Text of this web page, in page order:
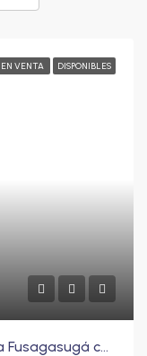
EN VENTA DISPONIBLES
Casa quinta en venta en Chinauta Fusagasugá con quebrada natural y 2 viviendas | 1.313 m² de lote